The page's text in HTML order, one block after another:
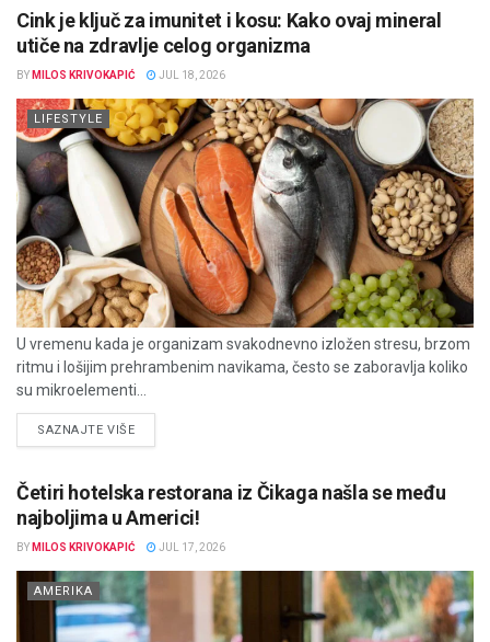
Cink je ključ za imunitet i kosu: Kako ovaj mineral
utiče na zdravlje celog organizma
BY MILOS KRIVOKAPIĆ JUL 18, 2026
LIFESTYLE
U vremenu kada je organizam svakodnevno izložen stresu, brzom
ritmu i lošijim prehrambenim navikama, često se zaboravlja koliko
su mikroelementi...
SAZNAJTE VIŠEDETAILS
Četiri hotelska restorana iz Čikaga našla se među
najboljima u Americi!
BY MILOS KRIVOKAPIĆ JUL 17, 2026
AMERIKA